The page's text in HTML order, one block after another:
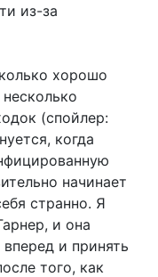
из-за
хорошо
(спойлер:
когда
начинает
странно. Я
и она
и принять
того, как